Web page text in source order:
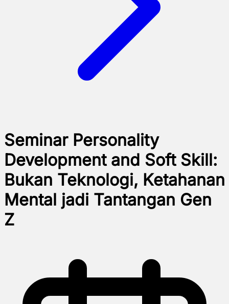
Seminar Personality
Development and Soft Skill:
Bukan Teknologi, Ketahanan
Mental jadi Tantangan Gen
Z